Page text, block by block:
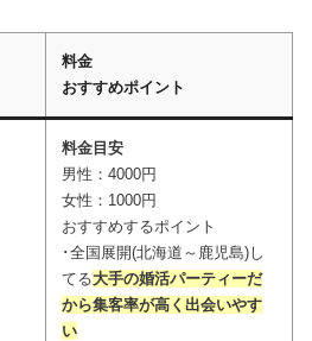
料金
おすすめポイント
料金目安
男性：4000円
女性：1000円
おすすめするポイント
･全国展開(北海道～鹿児島)し
てる大手の婚活パーティーだ
から集客率が高く出会いやす
い